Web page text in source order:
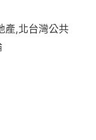
產,北台灣公共